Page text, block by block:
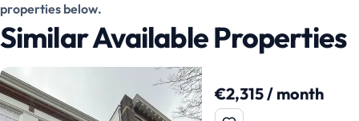
properties below.
Similar Available Properties
€2,315 / month